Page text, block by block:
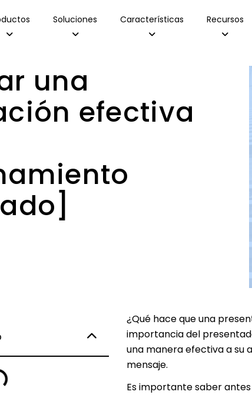
Soluciones Características Recursos
una
efectiva
¿Qué hace que una
importancia del
una manera efectivaa su
mensaje.
Es importante saber